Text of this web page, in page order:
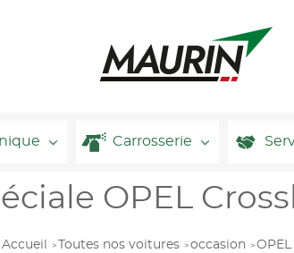
Carrosserie
OPEL
Accueil Toutes nos voitures occasion OPEL